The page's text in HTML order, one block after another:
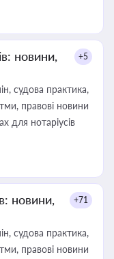
новини,
+5
судова практика,
правові новини
для нотаріусів
новини,
+71
судова практика,
правові новини